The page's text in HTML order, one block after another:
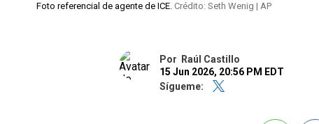
Foto referencial de agente de ICE. Crédito: Seth Wenig | AP
Por
Raúl Castillo
15 Jun 2026, 20:56 PM EDT
Sígueme: